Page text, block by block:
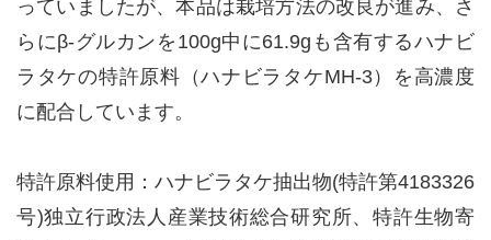
っていましたが、本品は栽培方法の改良が進み、さ
らにβ-グルカンを100g中に61.9gも含有するハナビ
ラタケの特許原料（ハナビラタケMH-3）を高濃度
に配合しています。
特許原料使用：ハナビラタケ抽出物(特許第4183326
号)独立行政法人産業技術総合研究所、特許生物寄